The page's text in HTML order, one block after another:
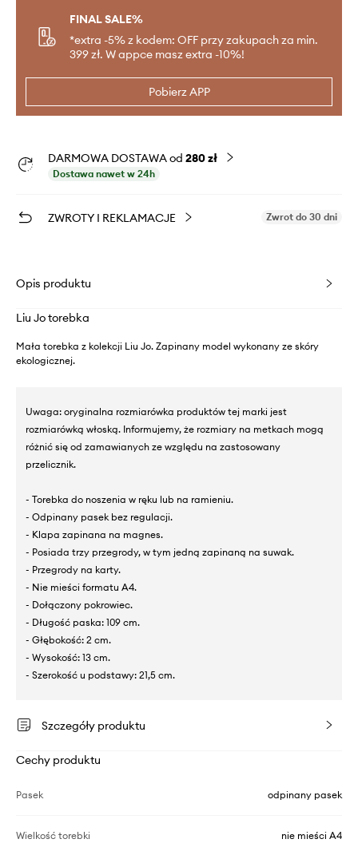
FINAL SALE%
*extra -5% z kodem: OFF przy zakupach za min.
399 zł. W appce masz extra -10%!
Pobierz APP
DARMOWA DOSTAWA od 280 zł
Dostawa nawet w 24h
ZWROTY I REKLAMACJE Zwrot do 30 dni
Opis produktu
Liu Jo torebka
Mała torebka z kolekcji Liu Jo. Zapinany model wykonany ze skóry
ekologicznej.
Uwaga: oryginalna rozmiarówka produktów tej marki jest
rozmiarówką włoską. Informujemy, że rozmiary na metkach mogą
różnić się od zamawianych ze względu na zastosowany
przelicznik.
- Torebka do noszenia w ręku lub na ramieniu.
- Odpinany pasek bez regulacji.
- Klapa zapinana na magnes.
- Posiada trzy przegrody, w tym jedną zapinaną na suwak.
- Przegrody na karty.
- Nie mieści formatu A4.
- Dołączony pokrowiec.
- Długość paska: 109 cm.
- Głębokość: 2 cm.
- Wysokość: 13 cm.
- Szerokość u podstawy: 21,5 cm.
Szczegóły produktu
Cechy produktu
Pasek odpinany pasek
Wielkość torebki nie mieści A4